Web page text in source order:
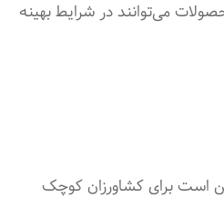
می‌توانند در شرایط بهینه
است برای کشاورزان کوچک